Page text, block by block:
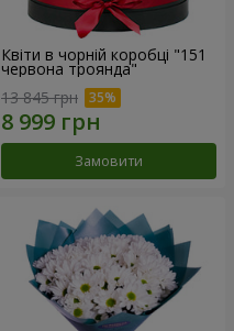
Квіти в чорній коробці "151
червона троянда"
13 845 грн
Замовити